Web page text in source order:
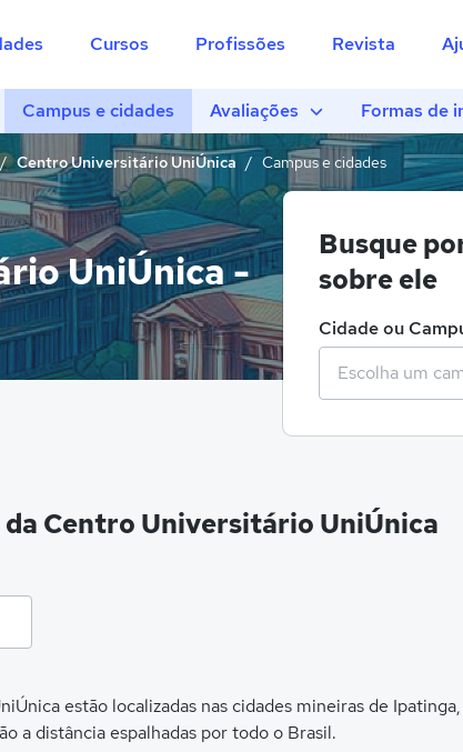
Cursos Profissões Revista
Campus e cidades Avaliações Formas de
Centro Universitário UniÚnica Campus e cidades
UniÚnica -
Busque
sobre ele
Cidade ou
Centro Universitário UniÚnica
estão localizadas nas cidades mineiras de
a distância espalhadas por todo o Brasil.